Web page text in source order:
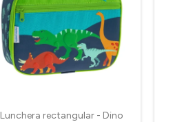
Lunchera rectangular - Dino